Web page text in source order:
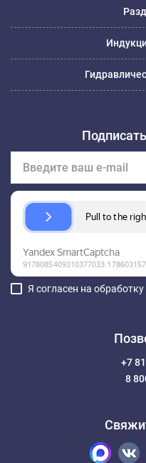
Я согласен на обработку
+7
8